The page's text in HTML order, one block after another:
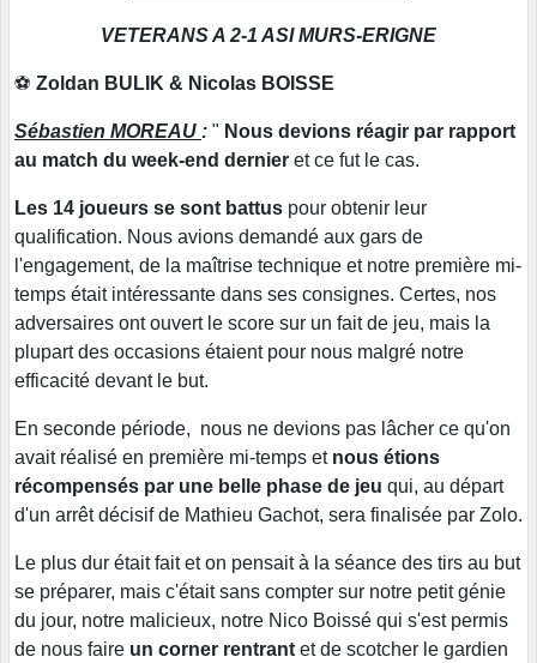
VETERANS A 2-1 ASI MURS-ERIGNE
⚽ Zoldan BULIK & Nicolas BOISSE
Sébastien MOREAU : " Nous devions réagir par rapport
au match du week-end dernier et ce fut le cas.
Les 14 joueurs se sont battus pour obtenir leur
qualification. Nous avions demandé aux gars de
l'engagement, de la maîtrise technique et notre première mi-
temps était intéressante dans ses consignes. Certes, nos
adversaires ont ouvert le score sur un fait de jeu, mais la
plupart des occasions étaient pour nous malgré notre
efficacité devant le but.
En seconde période, nous ne devions pas lâcher ce qu'on
avait réalisé en première mi-temps et nous étions
récompensés par une belle phase de jeu qui, au départ
d'un arrêt décisif de Mathieu Gachot, sera finalisée par Zolo.
Le plus dur était fait et on pensait à la séance des tirs au but
se préparer, mais c'était sans compter sur notre petit génie
du jour, notre malicieux, notre Nico Boissé qui s'est permis
de nous faire un corner rentrant et de scotcher le gardien